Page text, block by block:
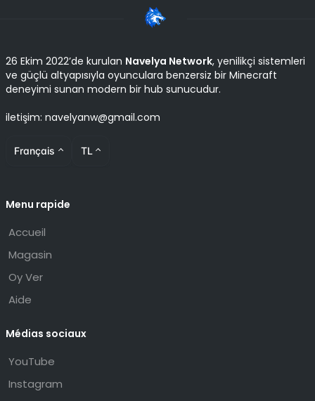
26 Ekim 2022’de kurulan Navelya Network, yenilikçi sistemleri
ve güçlü altyapısıyla oyunculara benzersiz bir Minecraft
deneyimi sunan modern bir hub sunucudur.
iletişim: navelyanw@gmail.com
Français TL
Menu rapide
Accueil
Magasin
Oy Ver
Aide
Médias sociaux
YouTube
Instagram